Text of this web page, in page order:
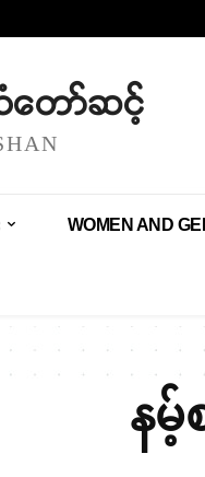
တော်ဆင့်
WOMEN AND
နမ့်